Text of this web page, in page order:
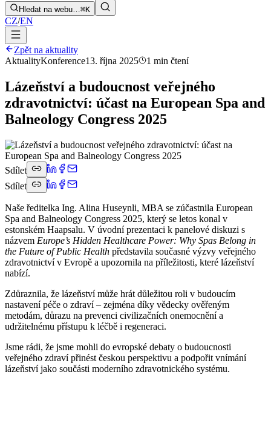
Hledat na webu…⌘K
CZ/EN
Zpět na aktuality
AktualityKonference13. října 2025 1 min čtení
Lázeňství a budoucnost veřejného
zdravotnictví: účast na European Spa and
Balneology Congress 2025
Sdílet
Sdílet
Naše ředitelka Ing. Alina Huseynli, MBA se zúčastnila European
Spa and Balneology Congress 2025, který se letos konal v
estonském Haapsalu. V úvodní prezentaci k panelové diskuzi s
názvem Europe’s Hidden Healthcare Power: Why Spas Belong in
the Future of Public Health představila současné výzvy veřejného
zdravotnictví v Evropě a upozornila na příležitosti, které lázeňství
nabízí.
Zdůraznila, že lázeňství může hrát důležitou roli v budoucím
nastavení péče o zdraví – zejména díky vědecky ověřeným
metodám, důrazu na prevenci civilizačních onemocnění a
udržitelnému přístupu k léčbě i regeneraci.
Jsme rádi, že jsme mohli do evropské debaty o budoucnosti
veřejného zdraví přinést českou perspektivu a podpořit vnímání
lázeňství jako součásti moderního zdravotnického systému.